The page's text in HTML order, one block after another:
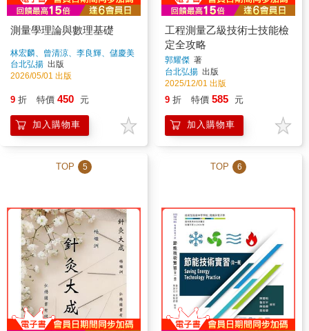
測量學理論與數理基礎
林宏麟、曾清涼、李良輝、儲慶美
著
台北弘揚 出版
2026/05/01 出版
9 折 特價 450 元
加入購物車
工程測量乙級技術士技能檢
定全攻略
郭耀傑 著
台北弘揚 出版
2025/12/01 出版
9 折 特價 585 元
加入購物車
TOP 5 TOP 6